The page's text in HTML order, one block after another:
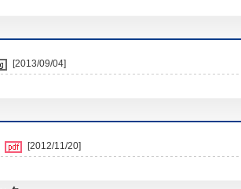
[2013/09/04]
[2012/11/20]